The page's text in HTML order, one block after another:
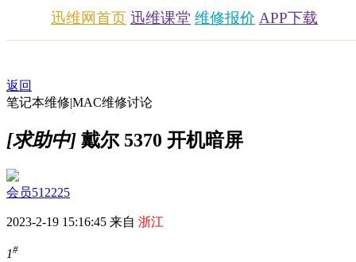
迅维网首页 迅维课堂 维修报价 APP下载
返回
笔记本维修|MAC维修讨论
[求助中] 戴尔 5370 开机暗屏
会员512225
2023-2-19 15:16:45 来自 浙江
1#